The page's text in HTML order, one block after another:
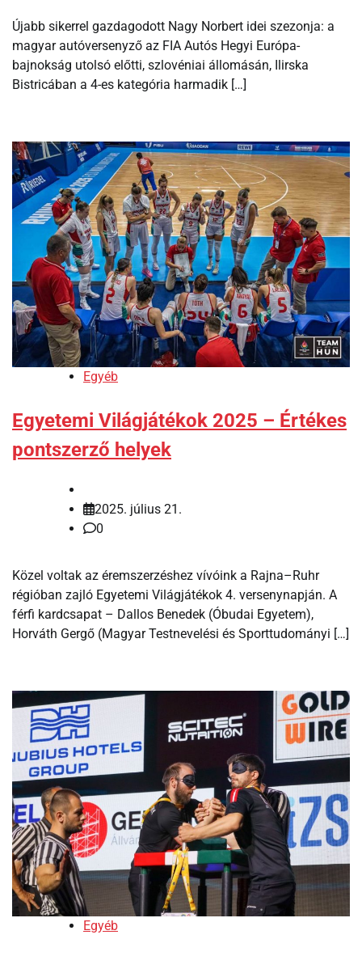
Újabb sikerrel gazdagodott Nagy Norbert idei szezonja: a
magyar autóversenyző az FIA Autós Hegyi Európa-
bajnokság utolsó előtti, szlovéniai állomásán, Ilirska
Bistricában a 4-es kategória harmadik […]
Egyéb
Egyetemi Világjátékok 2025 – Értékes
pontszerző helyek
2025. július 21.
0
Közel voltak az éremszerzéshez vívóink a Rajna–Ruhr
régióban zajló Egyetemi Világjátékok 4. versenynapján. A
férfi kardcsapat – Dallos Benedek (Óbudai Egyetem),
Horváth Gergő (Magyar Testnevelési és Sporttudományi […]
Egyéb